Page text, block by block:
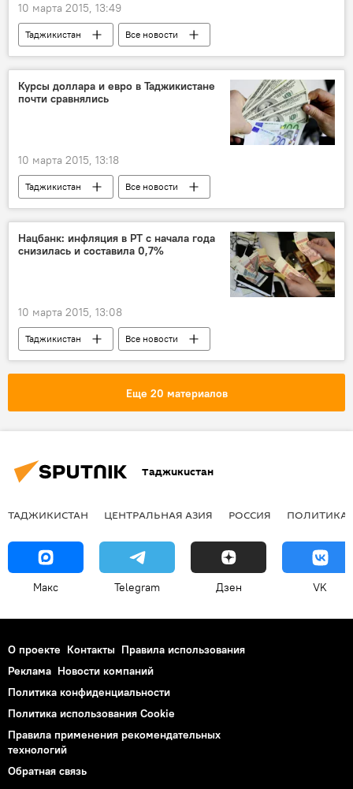
10 марта 2015, 13:49
Таджикистан
Все новости
Здравоохранение
Эмомали Рахмон
Новости Душанбе
Минздрав Таджикистана
Курсы доллара и евро в Таджикистане
почти сравнялись
10 марта 2015, 13:18
Таджикистан
Все новости
Экономика
сомони
евро
Нацбанк Таджикистана
Нацбанк: инфляция в РТ с начала года
снизилась и составила 0,7%
10 марта 2015, 13:08
Таджикистан
Все новости
Экономика
снижение
инфляция
Нацбанк Таджикистана
Еще 20 материалов
Таджикистан
ТАДЖИКИСТАН ЦЕНТРАЛЬНАЯ АЗИЯ РОССИЯ ПОЛИТИКА
Макс Telegram Дзен VK
О проекте Контакты Правила использования
Реклама Новости компаний
Политика конфиденциальности
Политика использования Cookie
Правила применения рекомендательных
технологий
Обратная связь